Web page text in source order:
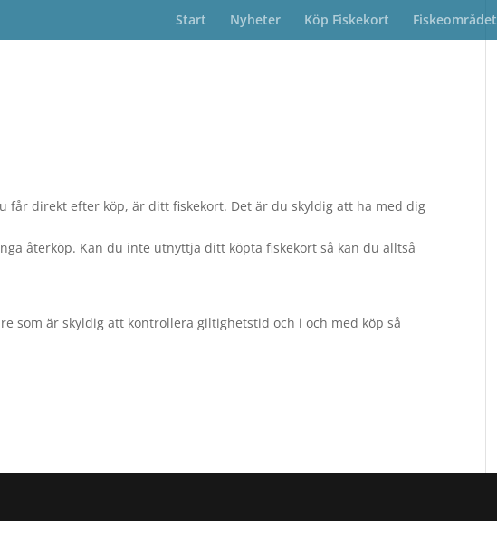
Start Nyheter Köp Fiskekort Fiskeområdet
får direkt efter köp, är ditt fiskekort. Det är du skyldig att ha med dig
återköp. Kan du inte utnyttja ditt köpta fiskekort så kan du alltså
som är skyldig att kontrollera giltighetstid och i och med köp så